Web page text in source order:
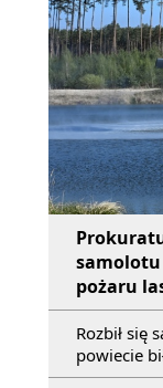
samolotu
pożaru
Rozbił się
powiecie